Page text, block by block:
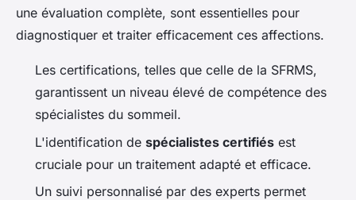
une évaluation complète, sont essentielles pour
diagnostiquer et traiter efficacement ces affections.
Les certifications, telles que celle de la SFRMS,
garantissent un niveau élevé de compétence des
spécialistes du sommeil.
L'identification de spécialistes certifiés est
cruciale pour un traitement adapté et efficace.
Un suivi personnalisé par des experts permet